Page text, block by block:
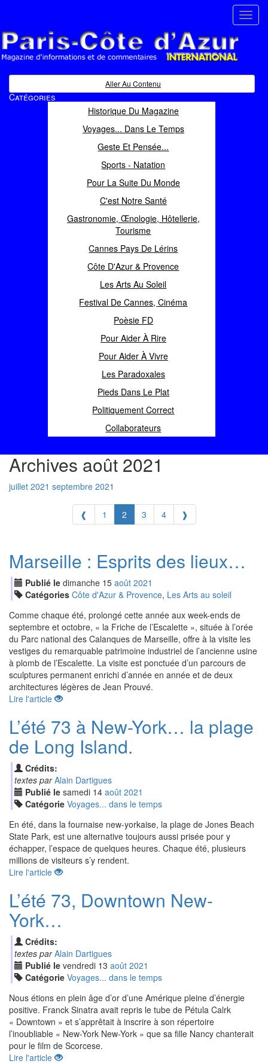
Magazine d'informations et de commentaires
Aller Au Contenu
Catégories
Historique Du Magazine
Voyages... Dans Le Temps
Geste Et Pensée...
Sports - Natation
Pour La Suite Du Monde
C'est Notre Santé
Gastronomie, Œnologie, Hôtellerie,
Tourisme
Cannes Pays De Lérins
Côte D'Azur & Provence
Les Arts Au Soleil
Festival De Cannes, Cinéma
Poèsie FD
Pour Aider À Rire
Pour Aider À Vivre
Les Paradoxales
Pieds Dans Le Plat
Politiquement Correct
Collaborateurs
Archives août 2021
juillet 2021 septembre 2021
❰ 1 2 3 4 ❱
Marseille : Esprits des lieux…
Publié le dimanche 15 août 2021
Catégories Côte d'Azur & Provence, Les Arts au soleil
Comme chaque été, prolongé cette année aux week-ends de
septembre et octobre, « la Friche de l’Escalette », située à l’orée
du Parc national des Calanques de Marseille, offre à la visite les
vestiges du remarquable patrimoine industriel de l’ancienne usine
à plomb de l’Escalette. La visite est ponctuée d’un parcours de
sculptures permanent enrichi d’année en année et de deux
architectures légères de Jean Prouvé.
Lire l'article
L’été 73 à New-York… la plage
de Long Island.
Crédits:
textes par Alain Dartigues
Publié le samedi 14 août 2021
Catégorie Voyages... dans le temps
En été, dans la fournaise new-yorkaise, la plage de Jones Beach
State Park, est une alternative toujours aussi prisée pour y
échapper, l’espace de quelques heures. Chaque été, plusieurs
millions de visiteurs s’y rendent.
Lire l'article
L’été 73, Downtown New-
York…
Crédits:
textes par Alain Dartigues
Publié le vendredi 13 août 2021
Catégorie Voyages... dans le temps
Nous étions en plein âge d’or d’une Amérique pleine d’énergie
positive. Franck Sinatra avait repris le tube de Pétula Calrk
« Downtown » et s’apprêtait à inscrire à son répertoire
l’inoubliable « New-York New-York » que sa fille Nancy chanterait
pour le film de Scorcese.
Lire l'article